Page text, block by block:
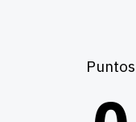
Puntos